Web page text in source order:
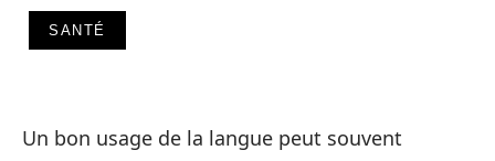
SANTÉ
Un bon usage de la langue peut souvent